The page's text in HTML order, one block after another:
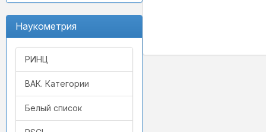
Наукометрия
РИНЦ
ВАК. Категории
Белый список